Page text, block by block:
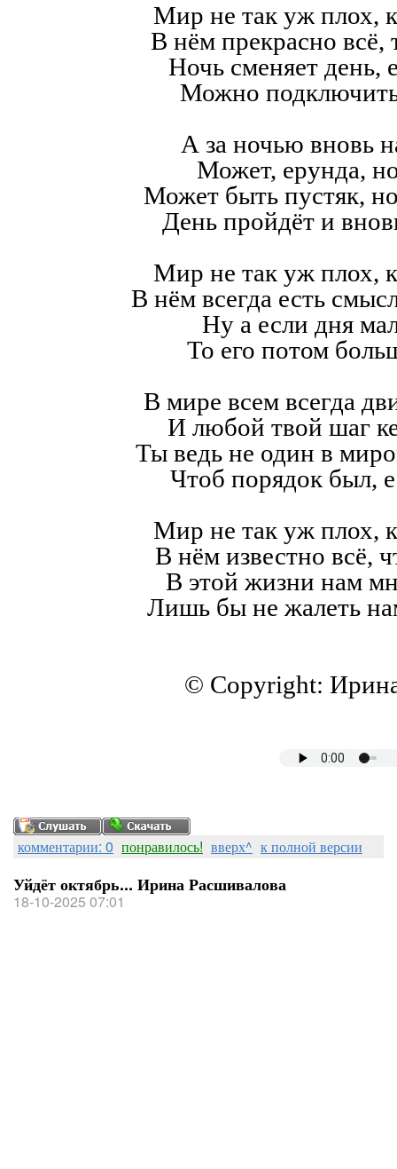
Мир не так уж плох,
В нём прекрасно всё,
Ночь сменяет день,
Можно
А за ночью вновь
Может, ерунда,
Может быть пустяк,
День пройдёт и
Мир не так уж плох,
В нём всегда есть
Ну а если дня
То его потом
В мире всем всегда
И любой твой шаг
Ты ведь не один в
Чтоб порядок был,
Мир не так уж плох,
В нём известно всё,
В этой жизни нам
Лишь бы не жалеть
© Copyright:
комментарии: 0 понравилось! вверх^ к полной версии
Уйдёт октябрь... Ирина Расшивалова
18-10-2025 07:01